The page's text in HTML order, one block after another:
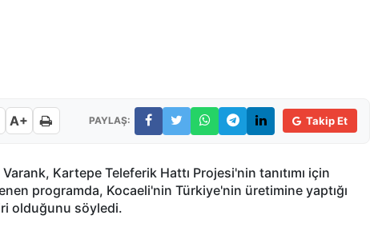
A+ PAYLAŞ: Takip Et
Kartepe Teleferik Hattı Projesi'nin tanıtımı için
programda, Kocaeli'nin Türkiye'nin üretimine yaptığı
olduğunu söyledi.